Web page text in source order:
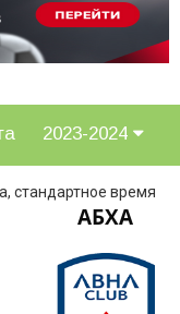
2023-2024
стандартное время
АБХА